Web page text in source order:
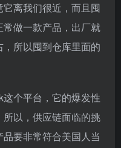
离我们很近，而且囤
做一款产品，出厂就
所以囤到仓库里面的
个平台，它的爆发性
以，供应链面临的挑
要非常符合美国人当